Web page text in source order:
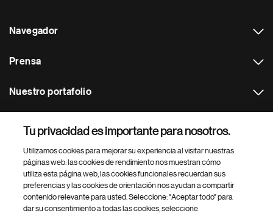
Navegador
Prensa
Nuestro portafolio
Footer Site Search
Tu privacidad es importante para nosotros.
Utilizamos cookies para mejorar su experiencia al visitar nuestras
páginas web: las cookies de rendimiento nos muestran cómo
utiliza esta página web, las cookies funcionales recuerdan sus
preferencias y las cookies de orientación nos ayudan a compartir
contenido relevante para usted. Seleccione: "Aceptar todo" para
dar su consentimiento a todas las cookies, seleccione